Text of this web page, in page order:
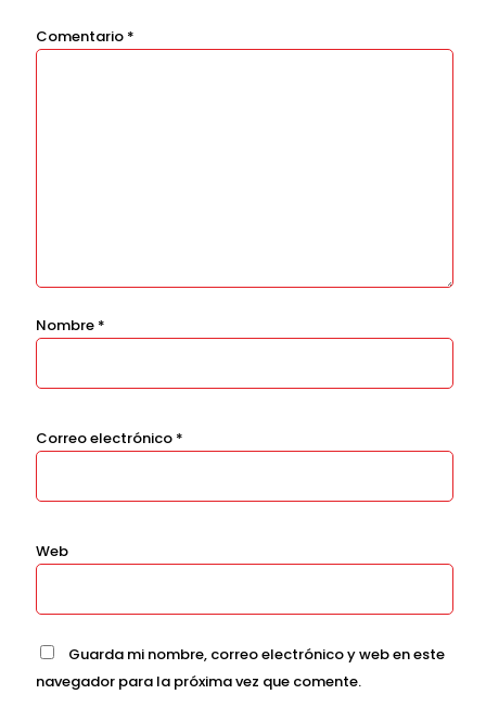
Comentario *
Nombre *
Correo electrónico *
Web
Guarda mi nombre, correo electrónico y web en este
navegador para la próxima vez que comente.